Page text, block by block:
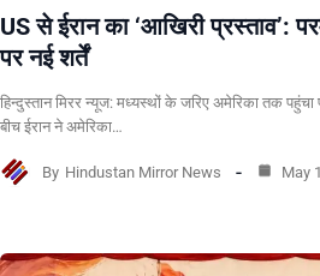
US से ईरान का ‘आखिरी प्रस्ताव’:
पर नई शर्तें
हिन्दुस्तान मिरर न्यूज: मध्यस्थों के जरिए अमेरिका तक
बीच ईरान ने अमेरिका…
By Hindustan Mirror News May